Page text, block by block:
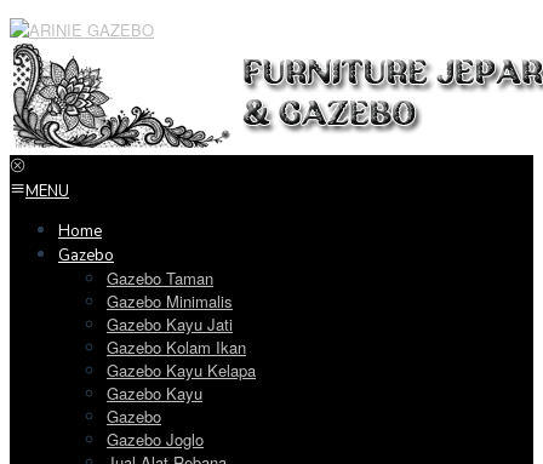
Loncat
ke
konten
MENU
Home
Gazebo
Gazebo Taman
Gazebo Minimalis
Gazebo Kayu Jati
Gazebo Kolam Ikan
Gazebo Kayu Kelapa
Gazebo Kayu
Gazebo
Gazebo Joglo